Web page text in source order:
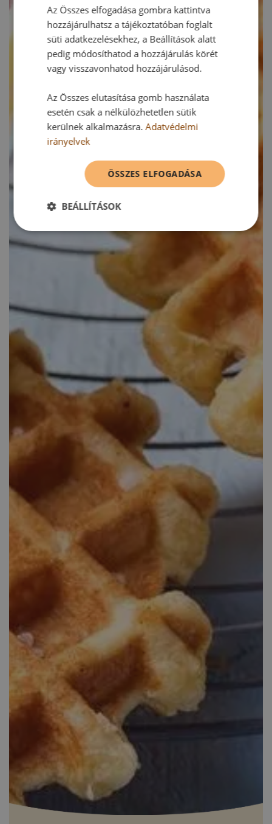
Az Összes elfogadása gombra kattintva
hozzájárulhatsz a tájékoztatóban foglalt
süti adatkezelésekhez, a Beállítások alatt
pedig módosíthatod a hozzájárulás körét
vagy visszavonhatod hozzájárulásod.
Az Összes elutasítása gomb használata
esetén csak a nélkülözhetetlen sütik
kerülnek alkalmazásra.Adatvédelmi
irányelvek
ÖSSZES ELFOGADÁSA
BEÁLLÍTÁSOK